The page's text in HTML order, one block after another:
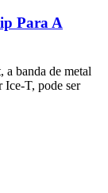
Para A
banda de metal
Ice-T, pode ser